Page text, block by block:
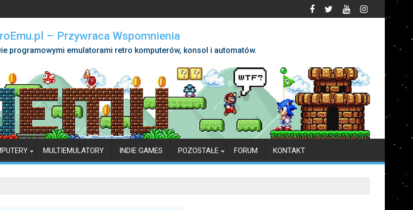
– Przywraca Wspomnienia
programowymi emulatorami retro komputerów, konsol i automatów.
MULTIEMULATORY INDIE GAMES POZOSTAŁE FORUM KONTAKT